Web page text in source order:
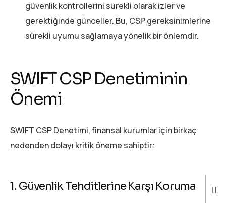
güvenlik kontrollerini sürekli olarak izler ve
gerektiğinde günceller. Bu, CSP gereksinimlerine
sürekli uyumu sağlamaya yönelik bir önlemdir.
SWIFT CSP Denetiminin
Önemi
SWIFT CSP Denetimi, finansal kurumlar için birkaç
nedenden dolayı kritik öneme sahiptir:
1. Güvenlik Tehditlerine Karşı Koruma